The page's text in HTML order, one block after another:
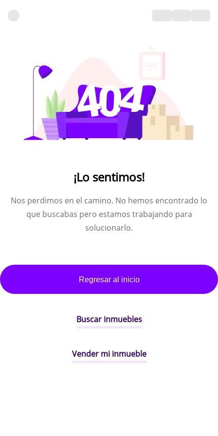
¡Lo sentimos!
Nos perdimos en el camino. No hemos encontrado lo
que buscabas pero estamos trabajando para
solucionarlo.
Regresar al inicio
Buscar inmuebles
Vender mi inmueble